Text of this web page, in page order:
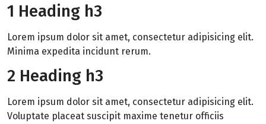
1 Heading h3
Lorem ipsum dolor sit amet, consectetur adipisicing elit.
Minima expedita incidunt rerum.
2 Heading h3
Lorem ipsum dolor sit amet, consectetur adipisicing elit.
Voluptate placeat suscipit maxime tenetur officiis